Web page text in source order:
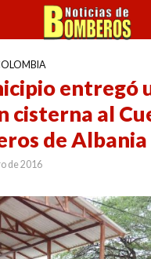
entregó
cisterna al
de Albania
de 2016